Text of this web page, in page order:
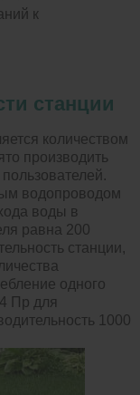
к
станции
количеством
производить
водопроводом
воды в
равна 200
станции,
одного
Пр для
1000